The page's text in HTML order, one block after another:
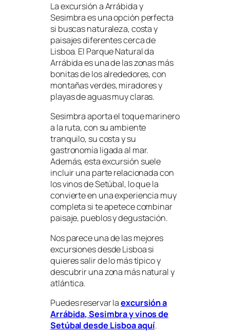
La excursión a Arrábida y
Sesimbra es una opción perfecta
si buscas naturaleza, costa y
paisajes diferentes cerca de
Lisboa. El Parque Natural da
Arrábida es una de las zonas más
bonitas de los alrededores, con
montañas verdes, miradores y
playas de aguas muy claras.
Sesimbra aporta el toque marinero
a la ruta, con su ambiente
tranquilo, su costa y su
gastronomía ligada al mar.
Además, esta excursión suele
incluir una parte relacionada con
los vinos de Setúbal, lo que la
convierte en una experiencia muy
completa si te apetece combinar
paisaje, pueblos y degustación.
Nos parece una de las mejores
excursiones desde Lisboa si
quieres salir de lo más típico y
descubrir una zona más natural y
atlántica.
Puedes reservar laexcursión a
Arrábida, Sesimbra y vinos de
Setúbal desde Lisboa aquí.